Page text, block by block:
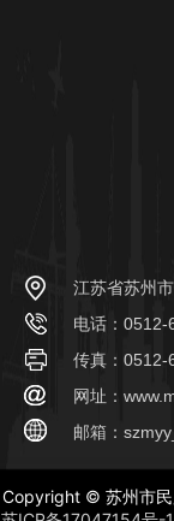
江苏省苏州
电话：0512-
传真：0512-
网址：
邮箱：
Copyright © 苏州市